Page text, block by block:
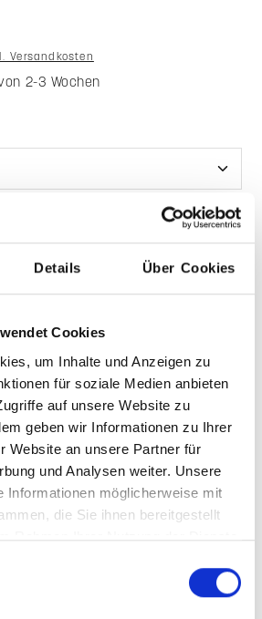
Details Über Cookies
Cookies
um Inhalte und Anzeigen zu
für soziale Medien anbieten
auf unsere Website zu
geben wir Informationen zu Ihrer
Website an unsere Partner für
und Analysen weiter. Unsere
Informationen möglicherweise mit
die Sie ihnen bereitgestellt
Rahmen Ihrer Nutzung der Dienste
Versandkosten
2-3 Wochen